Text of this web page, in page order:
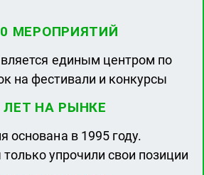
МЕРОПРИЯТИЙ
единым центром по
на фестивали и конкурсы
ЛЕТ НА РЫНКЕ
основана в 1995 году.
упрочили свои позиции